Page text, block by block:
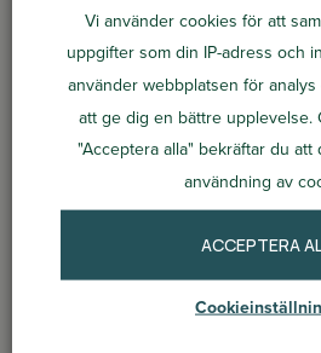
Solceller
Nyckelfärdiga system
anpassade för ditt tak
och dina behov, från
marknadens bästa
tillverkare.
Vi använder cookies för att
uppgifter som din IP-adress och
använder webbplatsen för
att ge dig en bättre upplevelse.
"Acceptera alla" bekräftar du att
användning av
ACCEPTERA